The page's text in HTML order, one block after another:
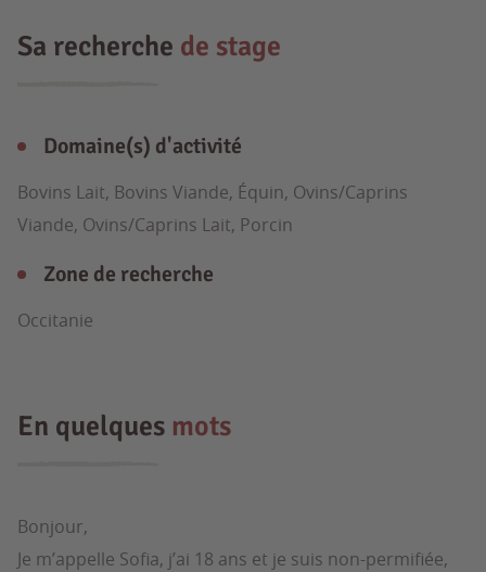
Sa recherche de stage
Domaine(s) d'activité
Bovins Lait, Bovins Viande, Équin, Ovins/Caprins
Viande, Ovins/Caprins Lait, Porcin
Zone de recherche
Occitanie
En quelques mots
Bonjour,
Je m’appelle Sofia, j’ai 18 ans et je suis non-permifiée,